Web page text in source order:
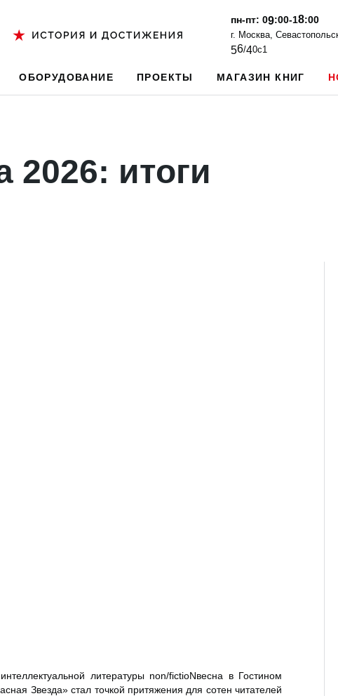
пн-пт: 09:00-18:00
г. Москва,
56/40с1
ОБОРУДОВАНИЕ ПРОЕКТЫ МАГАЗИН КНИГ
2026: итоги
литературы non/fictioNвесна в Гостином
Звезда» стал точкой притяжения для сотен читателей